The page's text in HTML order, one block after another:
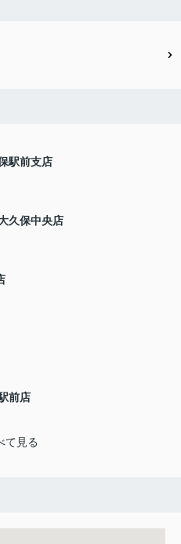
駅前支店
久保中央店
前店
て見る